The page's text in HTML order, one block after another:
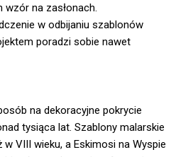
na zasłonach.
w odbijaniu szablonów
poradzi sobie nawet
na dekoracyjne pokrycie
tysiąca lat. Szablony malarskie
w VIII wieku, a Eskimosi na Wyspie